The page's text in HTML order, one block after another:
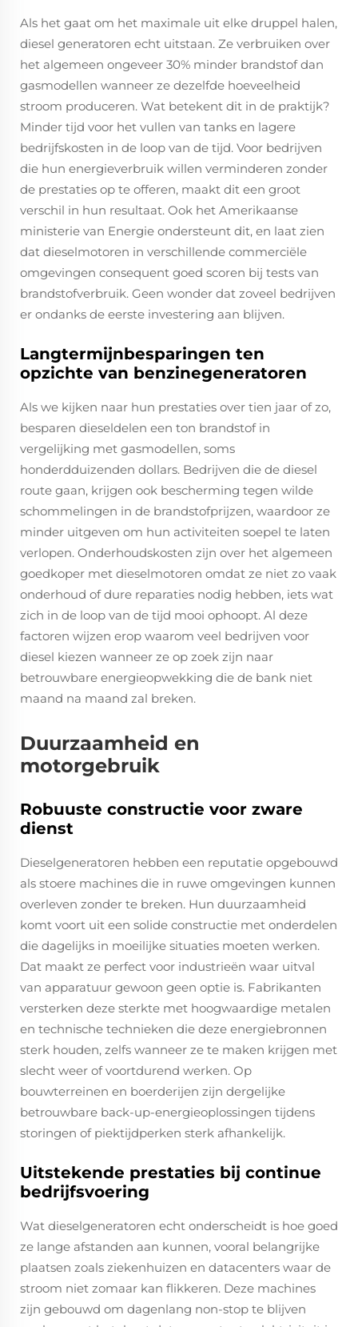
Als het gaat om het maximale uit elke druppel halen,
diesel generatoren echt uitstaan. Ze verbruiken over
het algemeen ongeveer 30% minder brandstof dan
gasmodellen wanneer ze dezelfde hoeveelheid
stroom produceren. Wat betekent dit in de praktijk?
Minder tijd voor het vullen van tanks en lagere
bedrijfskosten in de loop van de tijd. Voor bedrijven
die hun energieverbruik willen verminderen zonder
de prestaties op te offeren, maakt dit een groot
verschil in hun resultaat. Ook het Amerikaanse
ministerie van Energie ondersteunt dit, en laat zien
dat dieselmotoren in verschillende commerciële
omgevingen consequent goed scoren bij tests van
brandstofverbruik. Geen wonder dat zoveel bedrijven
er ondanks de eerste investering aan blijven.
Langtermijnbesparingen ten
opzichte van benzinegeneratoren
Als we kijken naar hun prestaties over tien jaar of zo,
besparen dieseldelen een ton brandstof in
vergelijking met gasmodellen, soms
honderdduizenden dollars. Bedrijven die de diesel
route gaan, krijgen ook bescherming tegen wilde
schommelingen in de brandstofprijzen, waardoor ze
minder uitgeven om hun activiteiten soepel te laten
verlopen. Onderhoudskosten zijn over het algemeen
goedkoper met dieselmotoren omdat ze niet zo vaak
onderhoud of dure reparaties nodig hebben, iets wat
zich in de loop van de tijd mooi ophoopt. Al deze
factoren wijzen erop waarom veel bedrijven voor
diesel kiezen wanneer ze op zoek zijn naar
betrouwbare energieopwekking die de bank niet
maand na maand zal breken.
Duurzaamheid en
motorgebruik
Robuuste constructie voor zware
dienst
Dieselgeneratoren hebben een reputatie opgebouwd
als stoere machines die in ruwe omgevingen kunnen
overleven zonder te breken. Hun duurzaamheid
komt voort uit een solide constructie met onderdelen
die dagelijks in moeilijke situaties moeten werken.
Dat maakt ze perfect voor industrieën waar uitval
van apparatuur gewoon geen optie is. Fabrikanten
versterken deze sterkte met hoogwaardige metalen
en technische technieken die deze energiebronnen
sterk houden, zelfs wanneer ze te maken krijgen met
slecht weer of voortdurend werken. Op
bouwterreinen en boerderijen zijn dergelijke
betrouwbare back-up-energieoplossingen tijdens
storingen of piektijdperken sterk afhankelijk.
Uitstekende prestaties bij continue
bedrijfsvoering
Wat dieselgeneratoren echt onderscheidt is hoe goed
ze lange afstanden aan kunnen, vooral belangrijke
plaatsen zoals ziekenhuizen en datacenters waar de
stroom niet zomaar kan flikkeren. Deze machines
zijn gebouwd om dagenlang non-stop te blijven